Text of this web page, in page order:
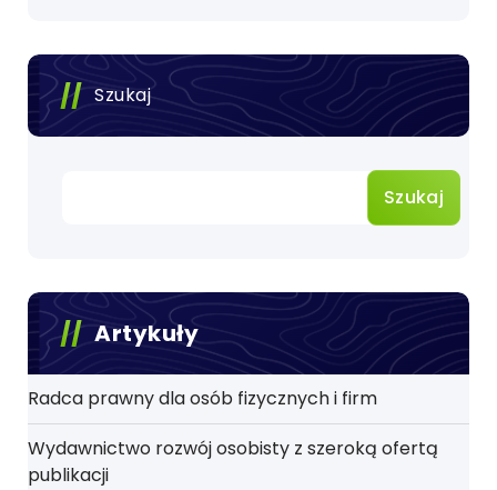
Szukaj
Szukaj
Artykuły
Radca prawny dla osób fizycznych i firm
Wydawnictwo rozwój osobisty z szeroką ofertą
publikacji